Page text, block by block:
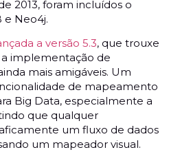
2013, foram incluídos o
e Neo4j.
a versão 5.3, que trouxe
implementação de
mais amigáveis. Um
de mapeamento
Big Data, especialmente a
que qualquer
um fluxo de dados
um mapeador visual.